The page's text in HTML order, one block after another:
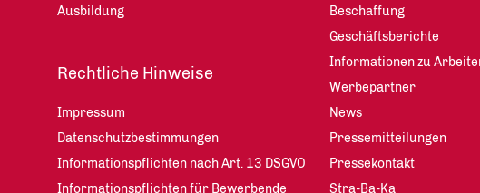
Ausbildung
Rechtliche Hinweise
Impressum
Datenschutzbestimmungen
Informationspflichten nach Art. 13 DSGVO
Informationspflichten für Bewerbende
Beschaffung
Geschäftsberichte
Informationen zu
Werbepartner
News
Pressemitteilungen
Pressekontakt
Stra-Ba-Ka